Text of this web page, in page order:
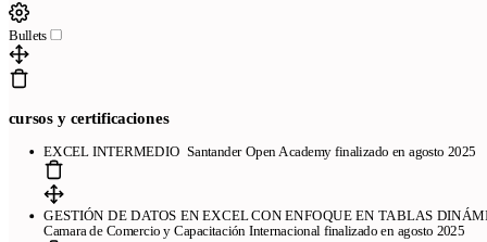
Bullets
cursos y certificaciones
EXCEL INTERMEDIO Santander Open Academy finalizado en agosto 2025
GESTIÓN DE DATOS EN EXCEL CON ENFOQUE EN TABLAS
Camara de Comercio y Capacitación Internacional finalizado en agosto 2025